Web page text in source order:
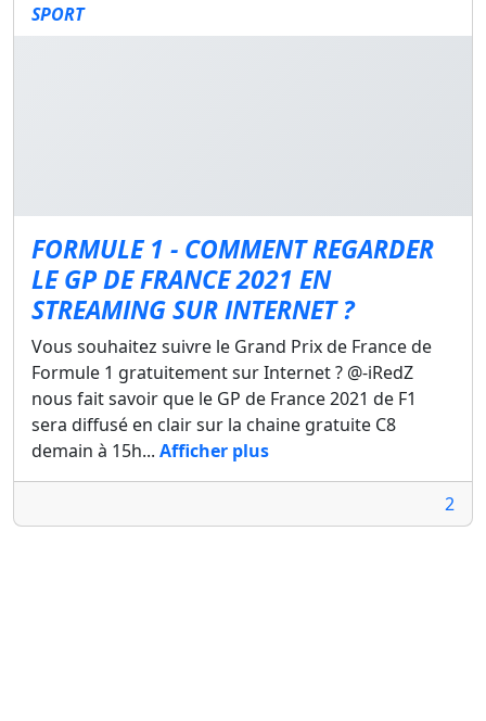
SPORT
FORMULE 1 - COMMENT REGARDER
LE GP DE FRANCE 2021 EN
STREAMING SUR INTERNET ?
Vous souhaitez suivre le Grand Prix de France de
Formule 1 gratuitement sur Internet ? @-iRedZ
nous fait savoir que le GP de France 2021 de F1
sera diffusé en clair sur la chaine gratuite C8
demain à 15h... Afficher plus
2